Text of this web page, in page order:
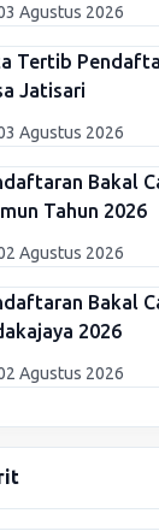
Agustus 2026
Tertib
Jatisari
Agustus 2026
Bakal
Tahun 2026
Agustus 2026
Bakal
2026
Agustus 2026